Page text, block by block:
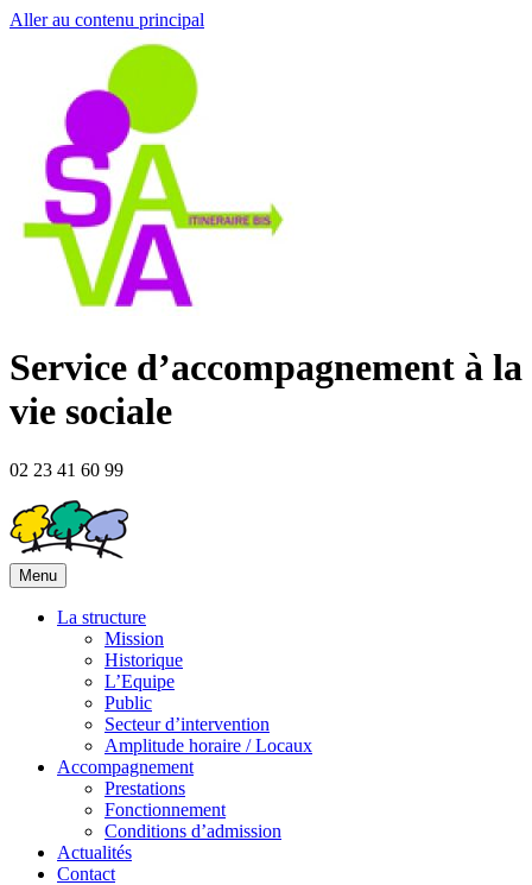
Aller au contenu principal
Service d’accompagnement à la
vie sociale
02 23 41 60 99
Menu
La structure
Mission
Historique
L’Equipe
Public
Secteur d’intervention
Amplitude horaire / Locaux
Accompagnement
Prestations
Fonctionnement
Conditions d’admission
Actualités
Contact